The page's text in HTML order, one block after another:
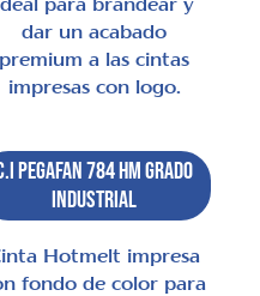
para brandear y
dar un acabado
premium a las cintas
impresas con logo.
Pegafan 784 HM Grado
Industrial
Hotmelt impresa
fondo de color para